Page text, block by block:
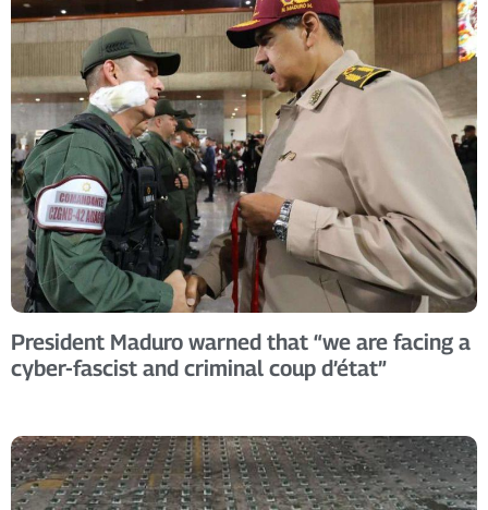
President Maduro warned that “we are facing a
cyber-fascist and criminal coup d’état”